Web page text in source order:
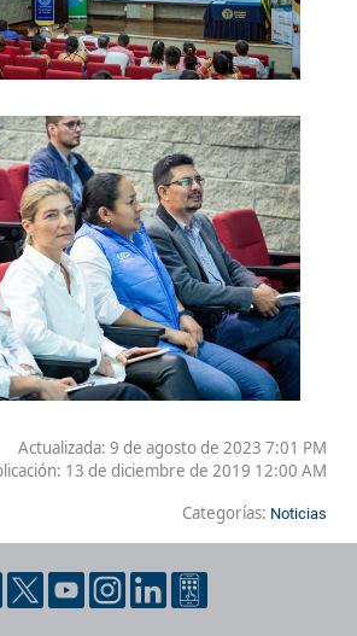
Actualizada: 9 de agosto de 2023 7:01 PM
13 de diciembre de 2019 12:00 AM
Categorías: Noticias